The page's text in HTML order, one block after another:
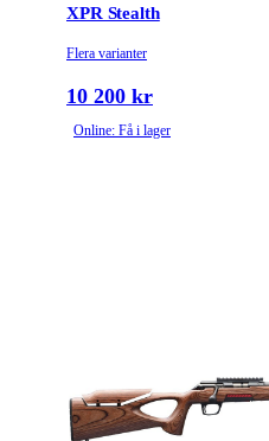
XPR Stealth
Flera varianter
10 200 kr
Online: Få i lager